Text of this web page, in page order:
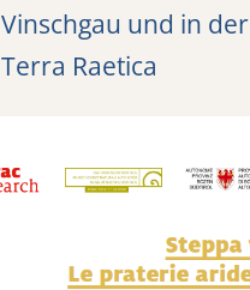
Vinschgau und in der
Terra Raetica